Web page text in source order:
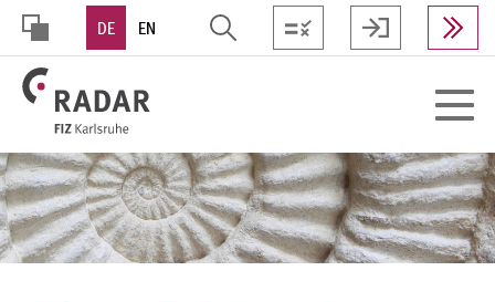
Direkt
zum
Inhalt
HOHER
KONTRAST
DE EN
Toggle